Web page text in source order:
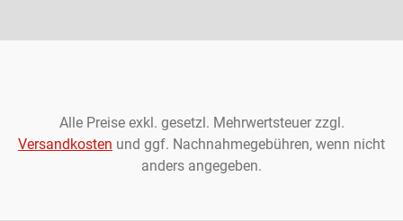
Alle Preise exkl. gesetzl. Mehrwertsteuer zzgl.
Versandkosten und ggf. Nachnahmegebühren, wenn nicht
anders angegeben.